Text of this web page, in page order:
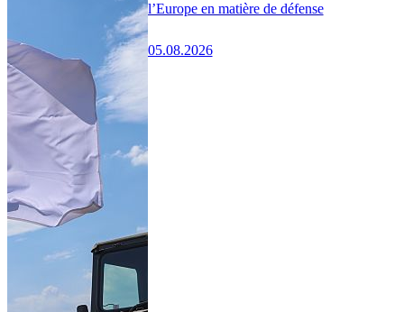
l’Europe en matière de défense
05.08.2026